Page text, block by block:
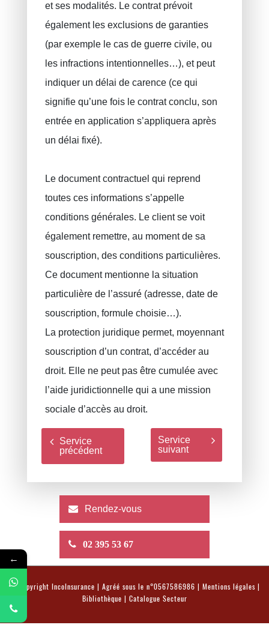
et ses modalités. Le contrat prévoit
également les exclusions de garanties
(par exemple le cas de guerre civile, ou
les infractions intentionnelles…), et peut
indiquer un délai de carence (ce qui
signifie qu’une fois le contrat conclu, son
entrée en application s’appliquera après
un délai fixé).
Le document contractuel qui reprend
toutes ces informations s’appelle
conditions générales. Le client se voit
également remettre, au moment de sa
souscription, des conditions particulières.
Ce document mentionne la situation
particulière de l’assuré (adresse, date de
souscription, formule choisie…).
La protection juridique permet, moyennant
souscription d’un contrat, d’accéder au
droit. Elle ne peut pas être cumulée avec
l’aide juridictionnelle qui a une mission
sociale d’accès au droit.
Service
précédent
Service
suivant
Rendez-vous
02 395 53 67
←
© Copyright IncoInsurance | Agréé sous le n°0567586986 | Mentions légales|
Bibliothèque | Catalogue Secteur